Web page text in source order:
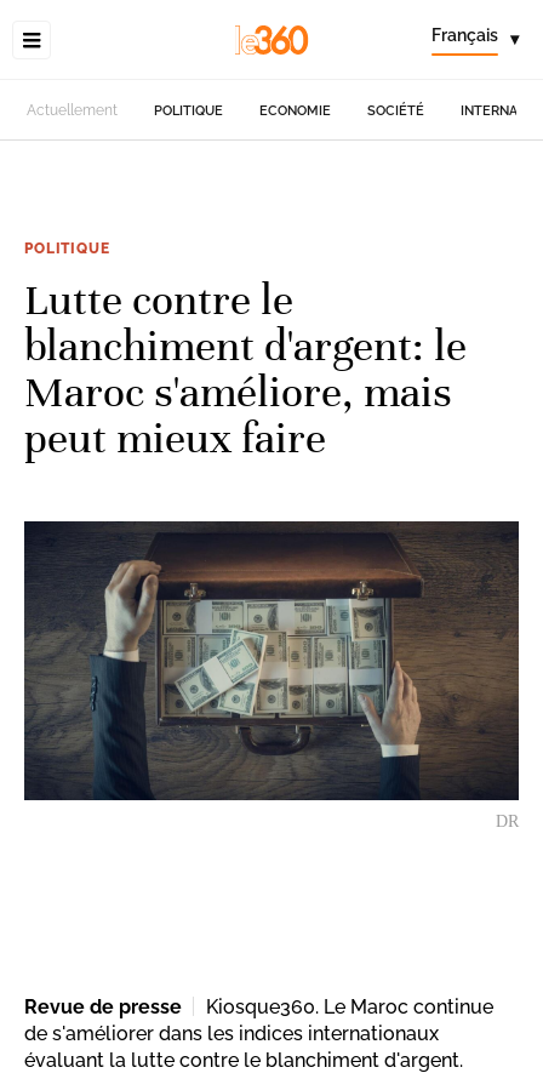
Français ▾
Actuellement POLITIQUE ECONOMIE SOCIÉTÉ
POLITIQUE
Lutte contre le
blanchiment d'argent: le
Maroc s'améliore, mais
peut mieux faire
DR
Revue de presse
Kiosque360. Le Maroc continue
de s'améliorer dans les indices internationaux
évaluant la lutte contre le blanchiment d'argent.